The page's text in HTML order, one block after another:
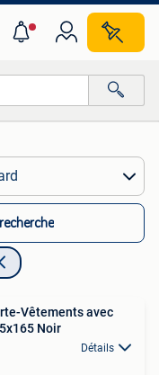
Vêtements avec
Noir
Détails